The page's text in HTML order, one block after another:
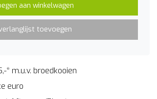
aan winkelwagen
toevoegen
* m.u.v. broedkooien
euro